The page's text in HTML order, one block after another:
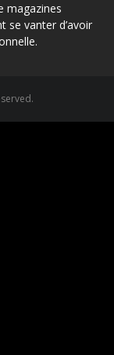
magazines
se vanter d’avoir